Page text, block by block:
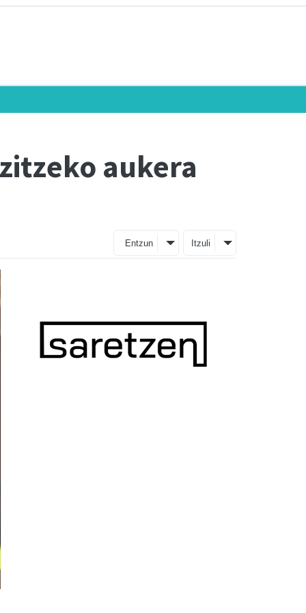
aukera
Entzun Itzuli